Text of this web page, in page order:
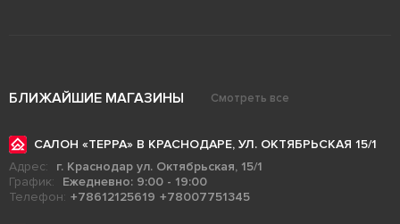
БЛИЖАЙШИЕ МАГАЗИНЫ Смотреть все
САЛОН «ТЕРРА» В КРАСНОДАРЕ, УЛ. ОКТЯБРЬСКАЯ 15/1
Адрес:
г. Краснодар ул. Октябрьская, 15/1
График:
Ежедневно: 9:00 - 19:00
Телефон: +78612125619 +78007751345